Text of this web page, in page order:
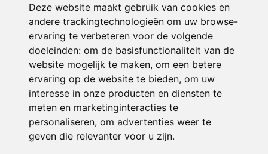
Deze website maakt gebruik van cookies en
andere trackingtechnologieën om uw browse-
ervaring te verbeteren voor de volgende
doeleinden: om de basisfunctionaliteit van de
website mogelijk te maken, om een betere
ervaring op de website te bieden, om uw
interesse in onze producten en diensten te
meten en marketinginteracties te
personaliseren, om advertenties weer te
geven die relevanter voor u zijn.
© 2026 De Regenboog | Alle rechten voorbehouden
Privacy policy|Disclaimer| Klachtenregeling|RSIN en Anbi
voorkeuren